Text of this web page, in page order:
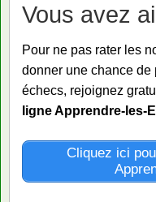
Vous avez
Pour ne pas rater les
donner une chance de
échecs, rejoignez
ligne Apprendre-les-
Cliquez ici